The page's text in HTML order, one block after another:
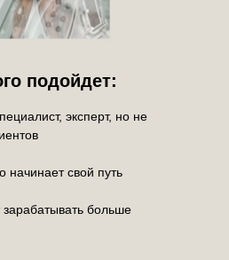
подойдет:
эксперт, но не
начинает свой путь
зарабатывать больше